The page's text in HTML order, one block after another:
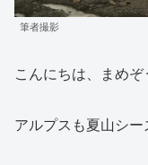
筆者撮影
こんにちは、まめぞ
アルプスも夏山シー